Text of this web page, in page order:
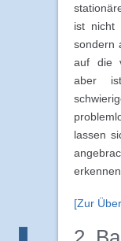
ist nicht
sondern
auf die
aber
lassen
erkennen.
[Zur